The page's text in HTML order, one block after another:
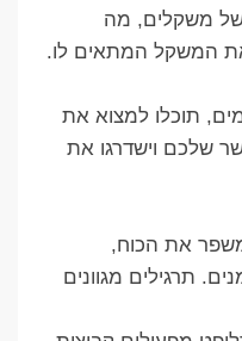
של משקלים, מה
המשקל המתאים לו.
תוכלו למצוא את
שלכם וישדרגו את
את הכוח,
תרגילים מגוונים